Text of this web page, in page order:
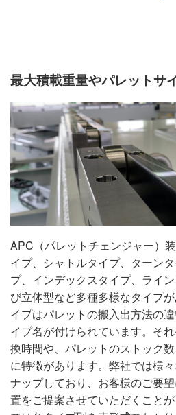
最大積載重量やパレットサ
APC（パレットチェンジャー）
イプ、シャトルタイプ、ターン
プ、インデックスタイプ、ライ
び立体型など多種多様なタイプ
イプはパレットの搬入出方法の
イプ名が付けられています。そ
換時間や、パレットのストック
に特徴があります。弊社では様
ナップしており、お客様のご要
置をご提案させていただくこと